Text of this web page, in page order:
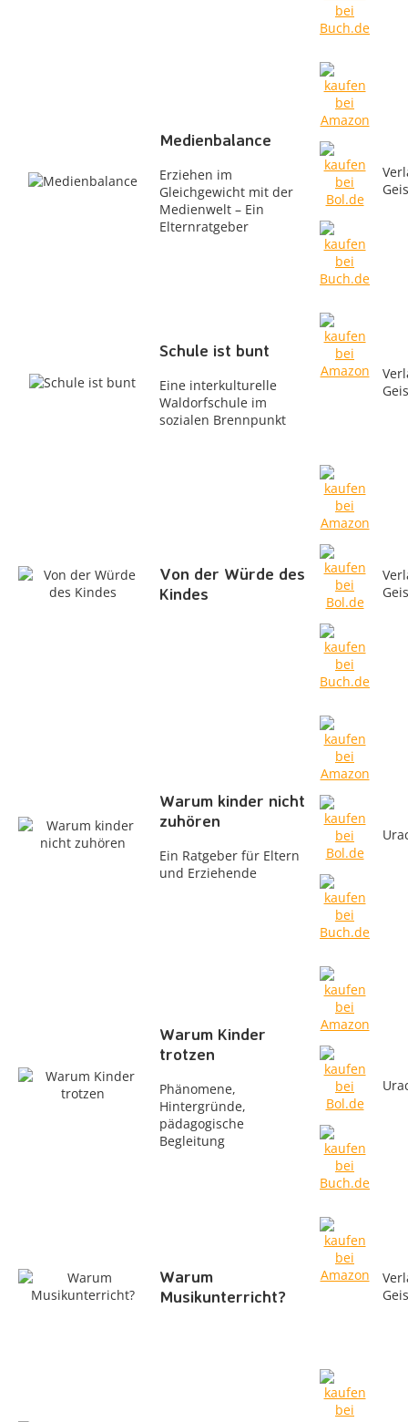
Medienbalance
Erziehen im
Gleichgewicht mit der
Medienwelt – Ein
Elternratgeber
Schule ist bunt
Eine interkulturelle
Waldorfschule im
sozialen Brennpunkt
Von der Würde des
Kindes
Warum kinder nicht
zuhören
Ein Ratgeber für Eltern
und Erziehende
Warum Kinder
trotzen
Phänomene,
Hintergründe,
pädagogische
Begleitung
Warum
Musikunterricht?